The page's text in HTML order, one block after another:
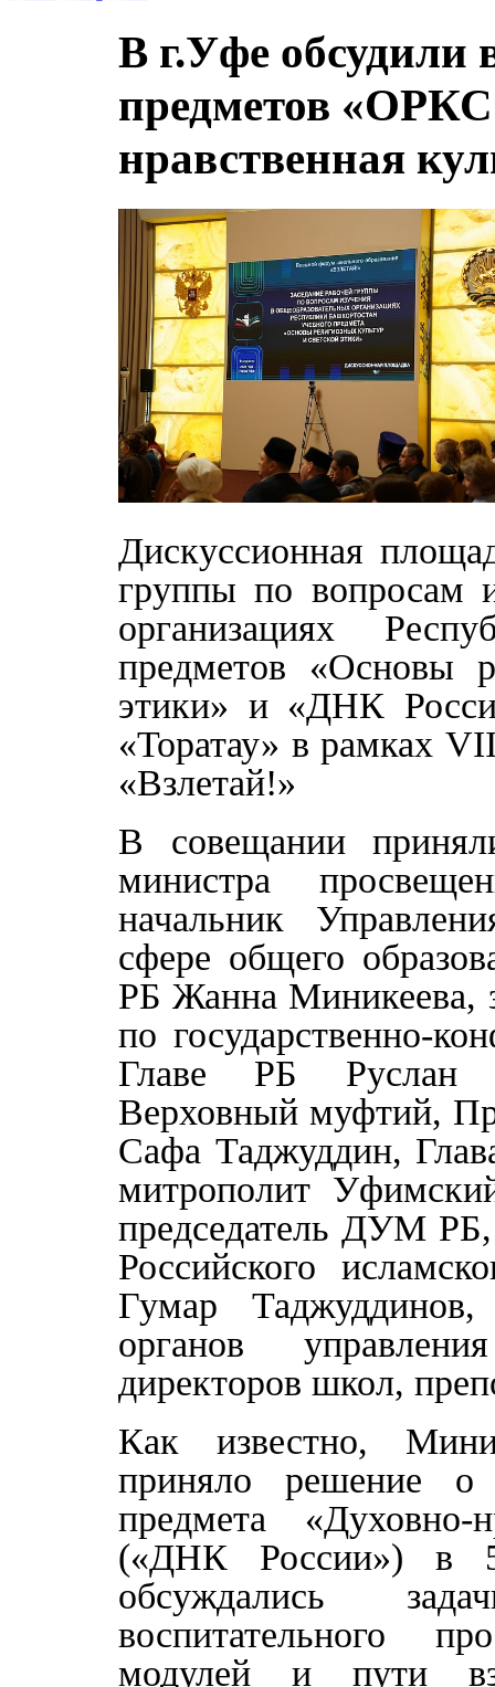
В г.Уфе обсудили
предметов
нравственная
Дискуссионная
группы по вопросам
организациях
предметов «Основы
этики» и «ДНК
«Торатау» в рамках
«Взлетай!»
В совещании
министра
начальник
сфере общего
РБ Жанна Миникеева,
по государственно-
Главе РБ Руслан
Верховный муфтий,
Сафа Таджуддин,
митрополит
председатель ДУМ
Российского
Гумар Таджуддинов,
органов
директоров школ,
Как известно,
приняло решение о
предмета «Духовно-
(«ДНК России») в
обсуждались
воспитательного
модулей и пути